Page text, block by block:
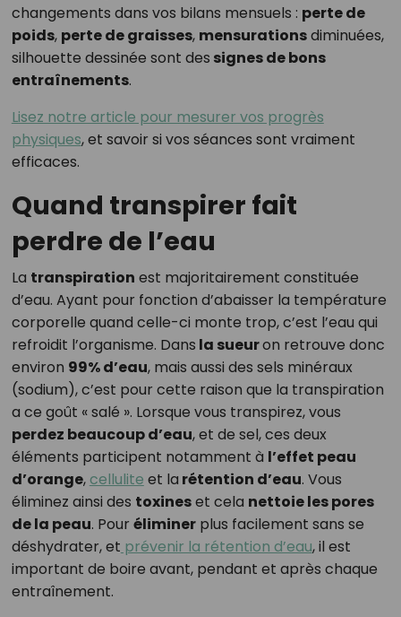
changements dans vos bilans mensuels : perte de
poids, perte de graisses, mensurationsdiminuées,
silhouette dessinée sont des signes de bons
entraînements.
Lisez notre article pour mesurer vos progrès
physiques, et savoir si vos séances sont vraiment
efficaces.
Quand transpirer fait
perdre de l’eau
La transpiration est majoritairement constituée
d’eau. Ayant pour fonction d’abaisser la température
corporelle quand celle-ci monte trop, c’est l’eau qui
refroidit l’organisme. Dans la sueuron retrouve donc
environ 99% d’eau, mais aussi des sels minéraux
(sodium), c’est pour cette raison que la transpiration
a ce goût « salé ». Lorsque vous transpirez, vous
perdez beaucoup d’eau, et de sel, ces deux
éléments participent notamment à l’effet peau
d’orange,cellulite et la rétention d’eau. Vous
éliminez ainsi des toxineset cela nettoie les pores
de la peau. Pour éliminerplus facilement sans se
déshydrater, et prévenir la rétention d’eau, il est
important de boire avant, pendant et après chaque
entraînement.